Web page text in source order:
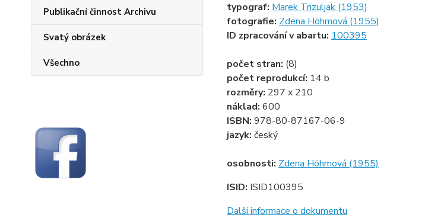
Publikační činnost Archivu
Svatý obrázek
Všechno
typograf: Marek Trizuljak (1953)
fotografie: Zdena Höhmová (1955)
ID zpracování v abartu: 100395
počet stran: (8)
počet reprodukcí: 14 b
rozměry: 297 x 210
náklad: 600
ISBN: 978-80-87167-06-9
jazyk: český
osobnosti: Zdena Höhmová (1955)
ISID: ISID100395
Další informace o dokumentu